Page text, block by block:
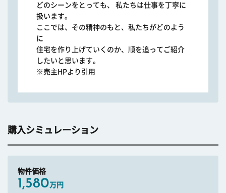
どのシーンをとっても、 私たちは仕事を丁寧に
扱います。
ここでは、その精神のもと、私たちがどのよう
に
住宅を作り上げていくのか、順を追ってご紹介
したいと思います。
※売主HPより引用
購入シミュレーション
物件価格
1,580万円